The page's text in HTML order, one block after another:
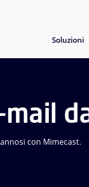
Soluzioni
con Mimecast.